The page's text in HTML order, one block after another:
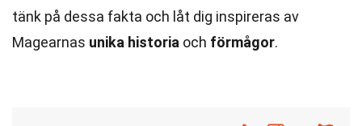
tänk på dessa fakta och låt dig inspireras av
Magearnas unika historia och förmågor.